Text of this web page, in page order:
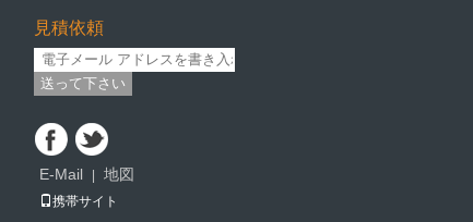
見積依頼
送って下さい
E-Mail 地図
携帯サイト